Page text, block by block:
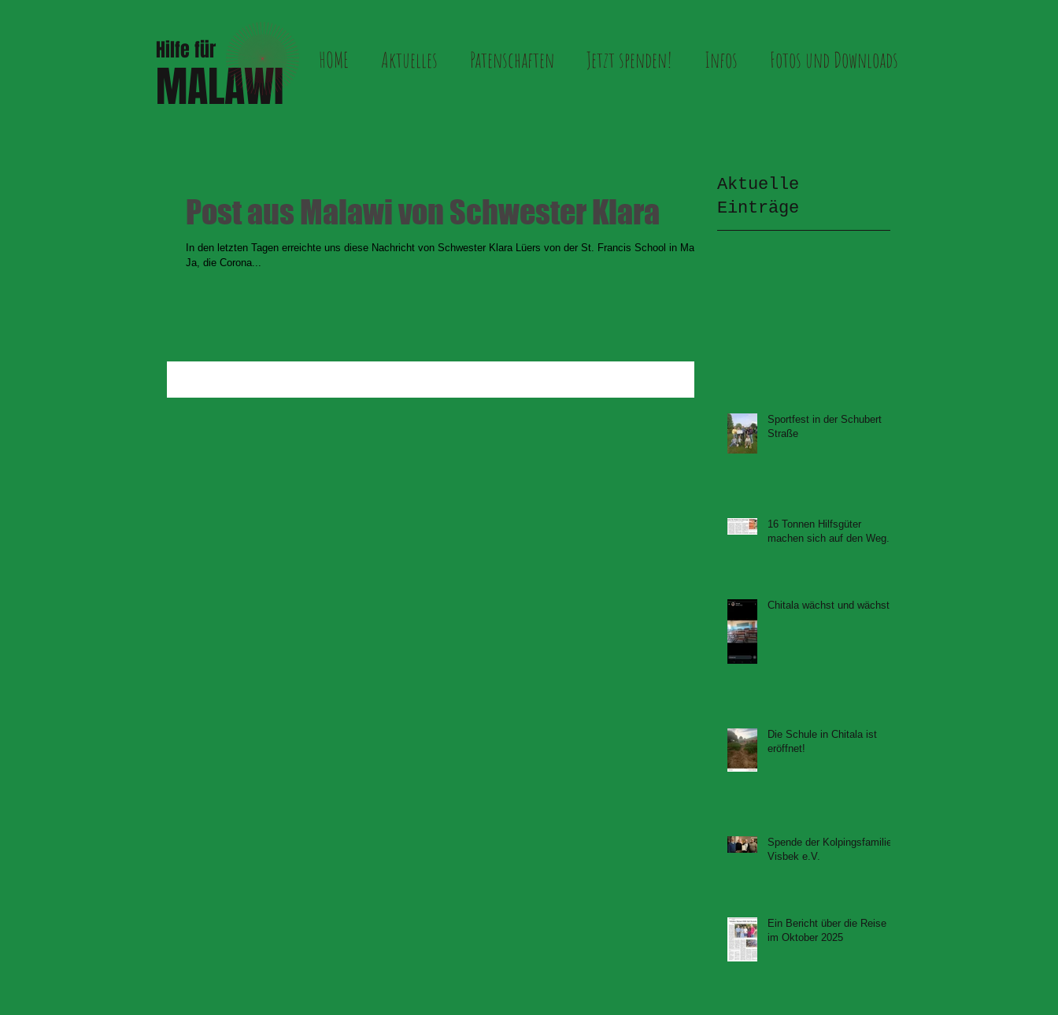
Hilfe für
MALAWI HOME Aktuelles Patenschaften Jetzt spenden! Infos Fotos und Downloads
Post aus Malawi von Schwester Klara
In den letzten Tagen erreichte uns diese Nachricht von Schwester Klara Lüers von der St. Francis School in Madisi:
Ja, die Corona...
Aktuelle
Einträge
Sportfest in der Schubert
Straße
16 Tonnen Hilfsgüter
machen sich auf den Weg....
Chitala wächst und wächst...
Die Schule in Chitala ist
eröffnet!
Spende der Kolpingsfamilie
Visbek e.V.
Ein Bericht über die Reise
im Oktober 2025